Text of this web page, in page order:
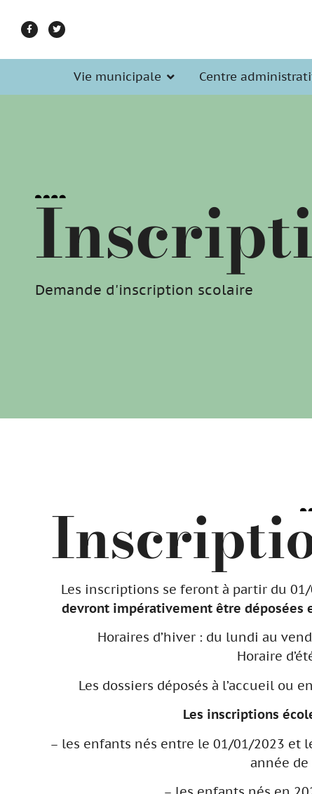
Vie municipale Centre
Demande d'inscription scolaire
Les inscriptions se feront à partir du
devront impérativement être déposées
Horaires d’hiver : du lundi au
Horaire
Les dossiers déposés à l’accueil ou
Les inscriptions
– les enfants nés entre le 01/01/2023 et
année